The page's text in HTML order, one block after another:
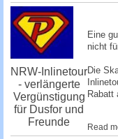
NRW-Inlinetour
- verlängerte
Vergünstigung
für Dusfor und
Freunde
Eine
nicht
Die
Rabatt
Read